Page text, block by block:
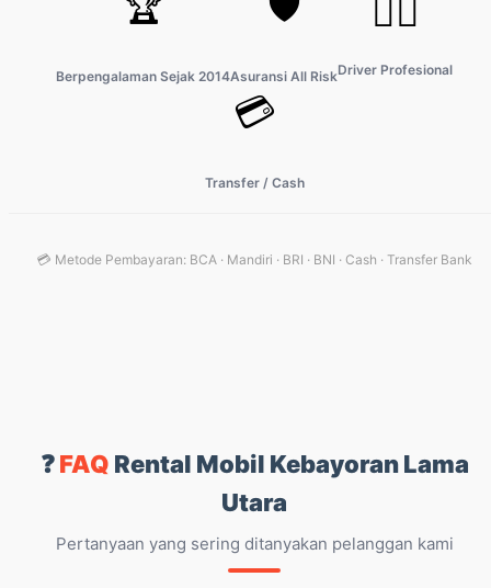
Berpengalaman Sejak 2014Asuransi All Risk
👨‍✈️
Driver Profesional
💳
Transfer / Cash
💳 Metode Pembayaran: BCA · Mandiri · BRI · BNI · Cash · Transfer Bank
❓FAQ Rental Mobil Kebayoran Lama
Utara
Pertanyaan yang sering ditanyakan pelanggan kami